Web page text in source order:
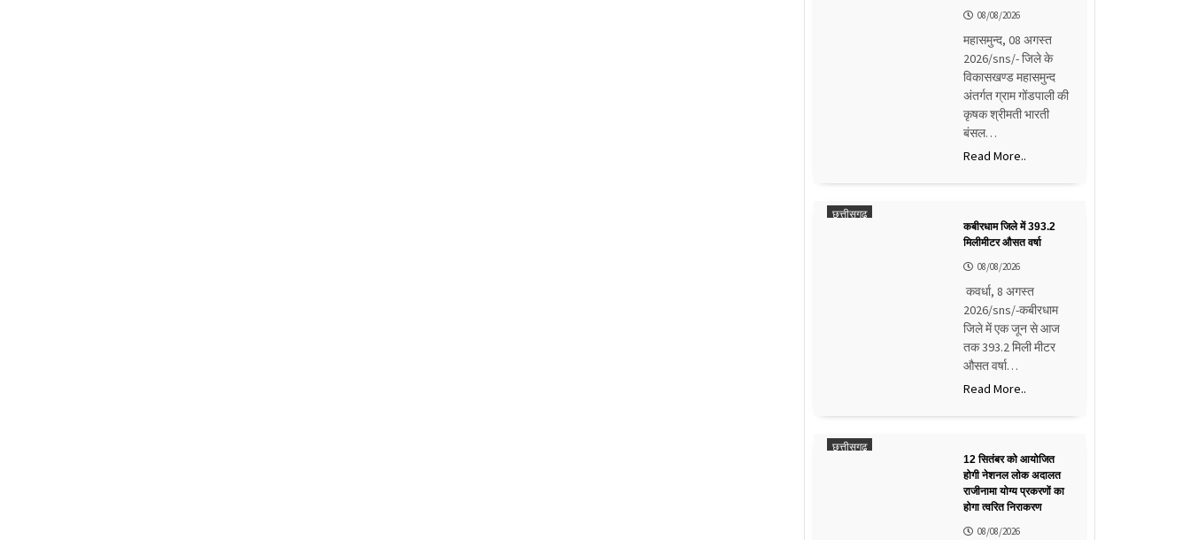
08/08/2026
महासमुन्द, 08 अगस्त
2026/sns/- जिले के
विकासखण्ड महासमुन्द
अंतर्गत ग्राम गोंडपाली की
कृषक श्रीमती भारती
बंसल…
Read More..
छत्तीसगढ़
कबीरधाम जिले में 393.2
मिलीमीटर औसत वर्षा
08/08/2026
कवर्धा, 8 अगस्त
2026/sns/-कबीरधाम
जिले में एक जून से आज
तक 393.2 मिली मीटर
औसत वर्षा…
Read More..
छत्तीसगढ़
12 सितंबर को आयोजित
होगी नेशनल लोक अदालत
राजीनामा योग्य प्रकरणों का
होगा त्वरित निराकरण
08/08/2026